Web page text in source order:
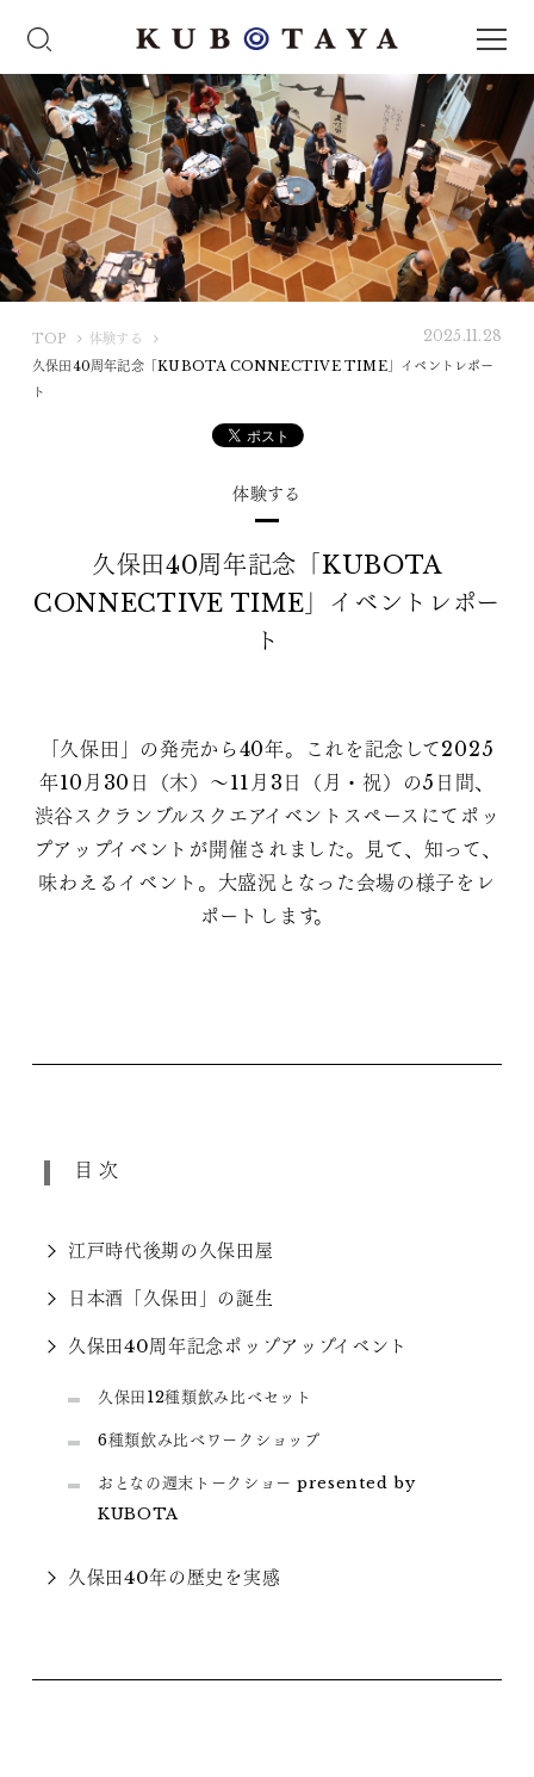
TOP
U
体験する
久保田40周年記念「KUBOTA CONNECTIVE TIME」イベントレポー
ト
2025.11.28
体験する
久保田40周年記念「KUBOTA
CONNECTIVE TIME」イベントレポー
ト
「久保田」の発売から40年。これを記念して2025
年10月30日（木）～11月3日（月・祝）の5日間、
渋谷スクランブルスクエアイベントスペースにてポッ
プアップイベントが開催されました。見て、知って、
味わえるイベント。大盛況となった会場の様子をレ
ポートします。
目次
江戸時代後期の久保田屋
日本酒「久保田」の誕生
久保田40周年記念ポップアップイベント
久保田12種類飲み比べセット
6種類飲み比べワークショップ
おとなの週末トークショー presented by
KUBOTA
久保田40年の歴史を実感